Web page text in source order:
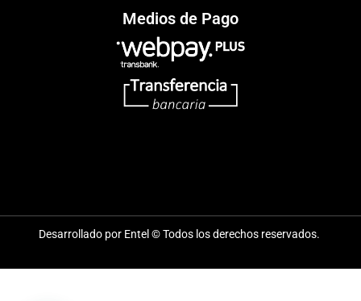
Medios de Pago
Desarrollado por Entel © Todos los derechos reservados.